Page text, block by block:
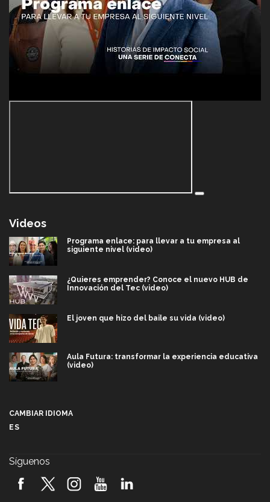
Videos
Programa enlace: para llevar a tu empresa al
siguiente nivel (video)
¿Quieres emprender? Conoce el nuevo HUB de
Innovación del Tec (video)
El joven que hizo del baile su vida (video)
Aula Futura: transformar la experiencia educativa
(video)
2026! (video)
CAMBIAR IDIOMA
ES
Síguenos